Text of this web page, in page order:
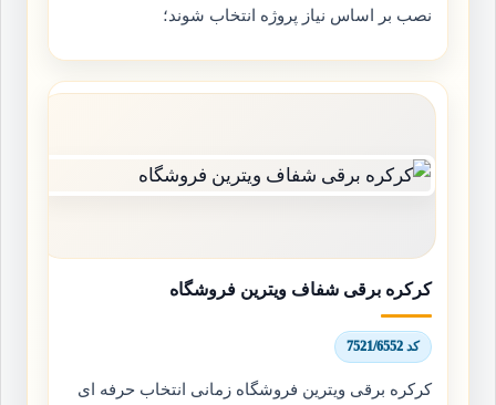
نصب بر اساس نیاز پروژه انتخاب شوند؛
کرکره برقی شفاف ویترین فروشگاه
کد 7521/6552
کرکره برقی ویترین فروشگاه زمانی انتخاب حرفه ای